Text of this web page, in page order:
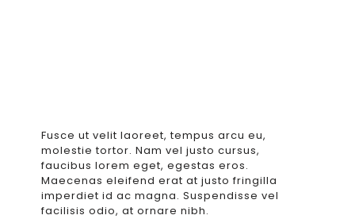
Fusce ut velit laoreet, tempus arcu eu,
molestie tortor. Nam vel justo cursus,
faucibus lorem eget, egestas eros.
Maecenas eleifend erat at justo fringilla
imperdiet id ac magna. Suspendisse vel
facilisis odio, at ornare nibh.